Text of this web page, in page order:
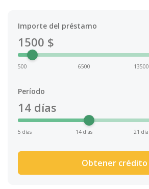
Importe del préstamo
1500 $
500 6500 13500
Período
14 días
5 días 14 días 21 día
Obtener crédito